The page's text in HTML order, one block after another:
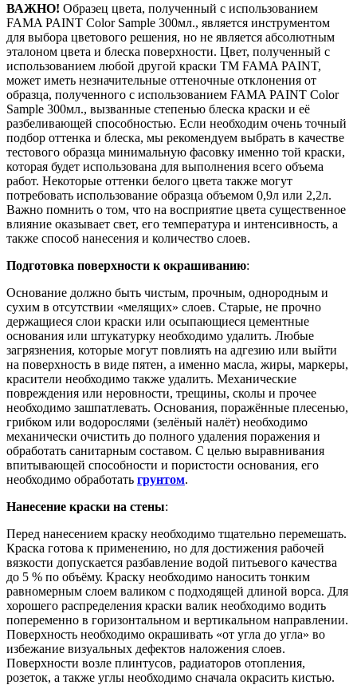
ВАЖНО! Образец цвета, полученный с использованием
FAMA PAINT Color Sample 300мл., является инструментом
для выбора цветового решения, но не является абсолютным
эталоном цвета и блеска поверхности. Цвет, полученный с
использованием любой другой краски ТМ FAMA PAINT,
может иметь незначительные оттеночные отклонения от
образца, полученного с использованием FAMA PAINT Color
Sample 300мл., вызванные степенью блеска краски и её
разбеливающей способностью. Если необходим очень точный
подбор оттенка и блеска, мы рекомендуем выбрать в качестве
тестового образца минимальную фасовку именно той краски,
которая будет использована для выполнения всего объема
работ. Некоторые оттенки белого цвета также могут
потребовать использование образца объемом 0,9л или 2,2л.
Важно помнить о том, что на восприятие цвета существенное
влияние оказывает свет, его температура и интенсивность, а
также способ нанесения и количество слоев.
Подготовка поверхности к окрашиванию:
Основание должно быть чистым, прочным, однородным и
сухим в отсутствии «мелящих» слоев. Старые, не прочно
держащиеся слои краски или осыпающиеся цементные
основания или штукатурку необходимо удалить. Любые
загрязнения, которые могут повлиять на адгезию или выйти
на поверхность в виде пятен, а именно масла, жиры, маркеры,
красители необходимо также удалить. Механические
повреждения или неровности, трещины, сколы и прочее
необходимо зашпатлевать. Основания, поражённые плесенью,
грибком или водорослями (зелёный налёт) необходимо
механически очистить до полного удаления поражения и
обработать санитарным составом. С целью выравнивания
впитывающей способности и пористости основания, его
необходимо обработать грунтом.
Нанесение краски на стены:
Перед нанесением краску необходимо тщательно перемешать.
Краска готова к применению, но для достижения рабочей
вязкости допускается разбавление водой питьевого качества
до 5 % по объёму. Краску необходимо наносить тонким
равномерным слоем валиком с подходящей длиной ворса. Для
хорошего распределения краски валик необходимо водить
попеременно в горизонтальном и вертикальном направлении.
Поверхность необходимо окрашивать «от угла до угла» во
избежание визуальных дефектов наложения слоев.
Поверхности возле плинтусов, радиаторов отопления,
розеток, а также углы необходимо сначала окрасить кистью.